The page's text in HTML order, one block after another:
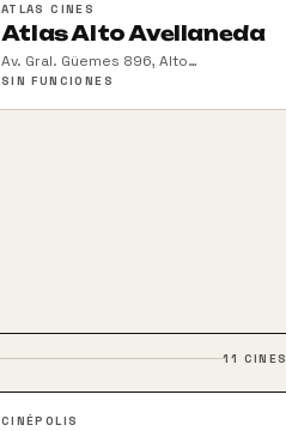
ATLAS CINES
Atlas Alto Avellaneda
Av. Gral. Güemes 896, Alto
Avellaneda
SIN FUNCIONES
11 CINES
CINÉPOLIS